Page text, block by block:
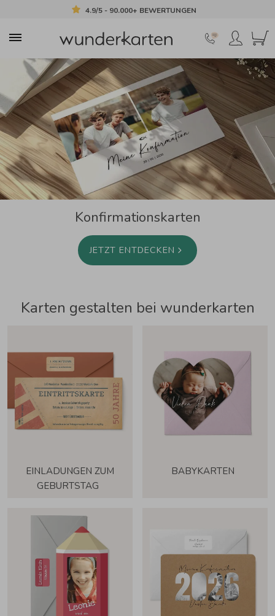
4.9/5 - 90.000+ BEWERTUNGEN
Konfirmationskarten
JETZT ENTDECKEN
Karten gestalten bei wunderkarten
EINLADUNGEN ZUM
GEBURTSTAG
BABYKARTEN